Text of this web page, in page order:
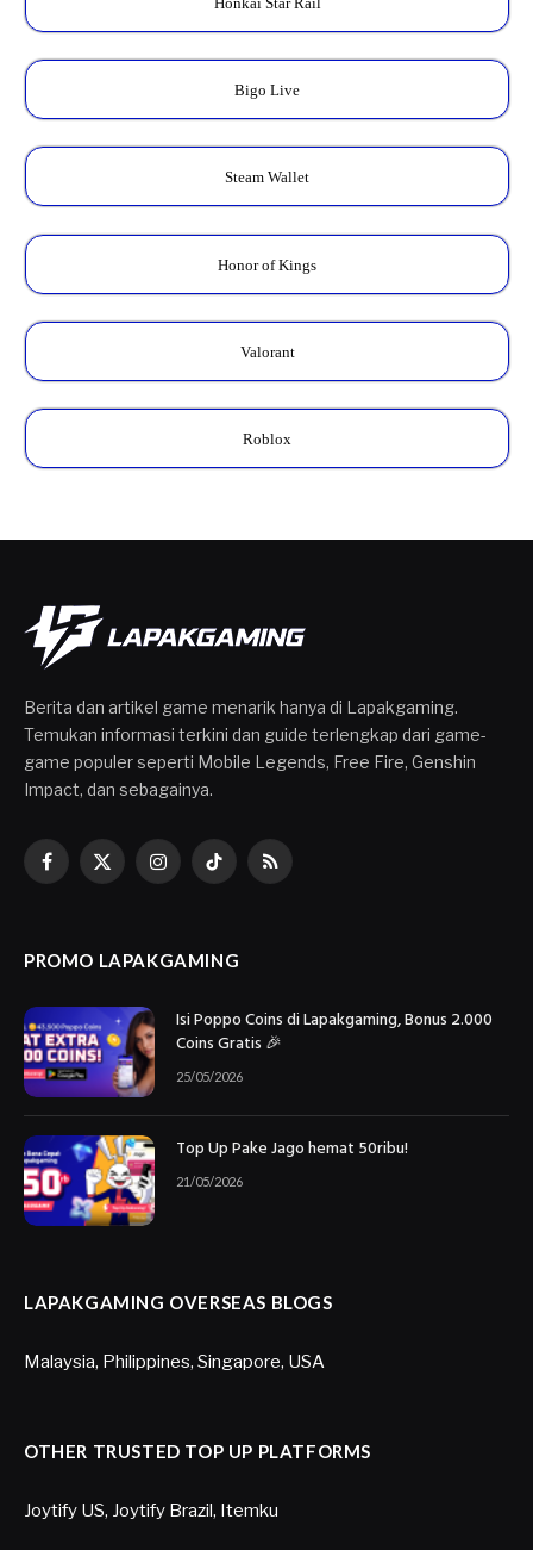
Bigo Live
Steam Wallet
Honor of Kings
Valorant
Roblox
Berita dan artikel game menarik hanya di Lapakgaming.
Temukan informasi terkini dan guide terlengkap dari game-
game populer seperti Mobile Legends, Free Fire, Genshin
Impact, dan sebagainya.
Facebook
X
InstagramTikTokRSS
PROMO LAPAKGAMING
Isi Poppo Coins di Lapakgaming, Bonus 2.000
Coins Gratis 🎉
25/05/2026
Top Up Pake Jago hemat 50ribu!
21/05/2026
LAPAKGAMING OVERSEAS BLOGS
Malaysia, Philippines, Singapore, USA
OTHER TRUSTED TOP UP PLATFORMS
Joytify US, Joytify Brazil, Itemku